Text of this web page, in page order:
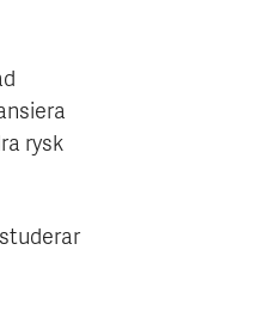
rysk